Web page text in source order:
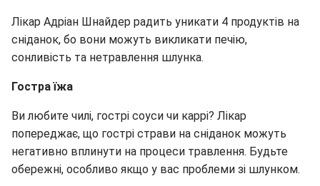
Лікар Адріан Шнайдер радить уникати 4 продуктів на
сніданок, бо вони можуть викликати печію,
сонливість та нетравлення шлунка.
Гостра їжа
Ви любите чилі, гострі соуси чи каррі? Лікар
попереджає, що гострі страви на сніданок можуть
негативно вплинути на процеси травлення. Будьте
обережні, особливо якщо у вас проблеми зі шлунком.